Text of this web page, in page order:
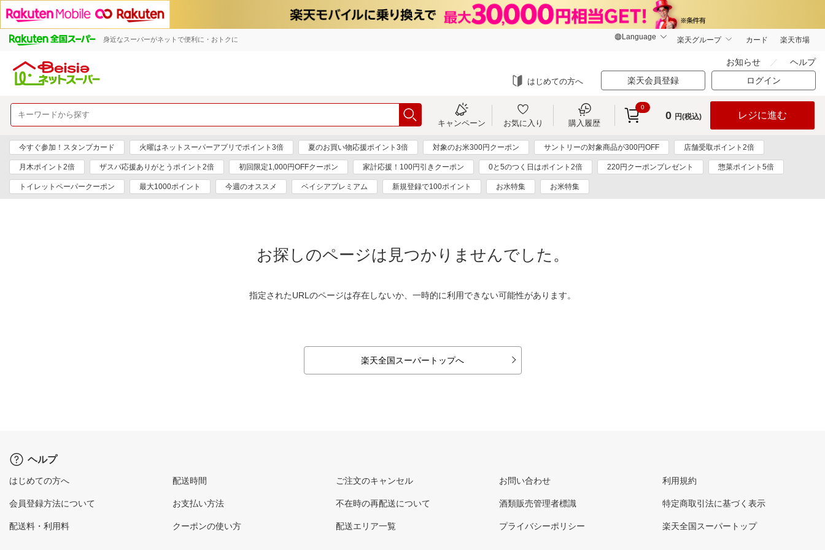
身近なスーパーがネットで便利に・おトクに 楽天グループ カード 楽天市場
お知らせ ヘルプ
はじめての方へ 楽天会員登録 ログイン
キャンペーン お気に入り 購入履歴
0
0 円(税込) レジに進む
今すぐ参加！スタンプカード 火曜はネットスーパーアプリでポイント3倍 夏のお買い物応援ポイント3倍 対象のお米300円クーポン サントリーの対象商品が300円OFF 店舗受取ポイント2倍
月木ポイント2倍 ザスパ応援ありがとうポイント2倍 初回限定1,000円OFFクーポン 家計応援！100円引きクーポン 0と5のつく日はポイント2倍 220円クーポンプレゼント 惣菜ポイント5倍
トイレットペーパークーポン 最大1000ポイント 今週のオススメ ベイシアプレミアム 新規登録で100ポイント お水特集 お米特集
お探しのページは見つかりませんでした。
指定されたURLのページは存在しないか、一時的に利用できない可能性があります。
楽天全国スーパートップへ
ヘルプ
はじめての方へ
会員登録方法について
配送料・利用料
配送時間
お支払い方法
クーポンの使い方
ご注文のキャンセル
不在時の再配送について
配送エリア一覧
お問い合わせ
酒類販売管理者標識
プライバシーポリシー
利用規約
特定商取引法に基づく表示
楽天全国スーパートップ